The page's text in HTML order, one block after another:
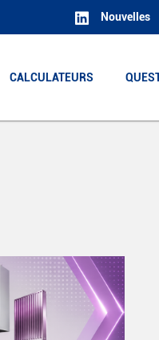
Nouvelles
CALCULATEURS
CALCULATEURS